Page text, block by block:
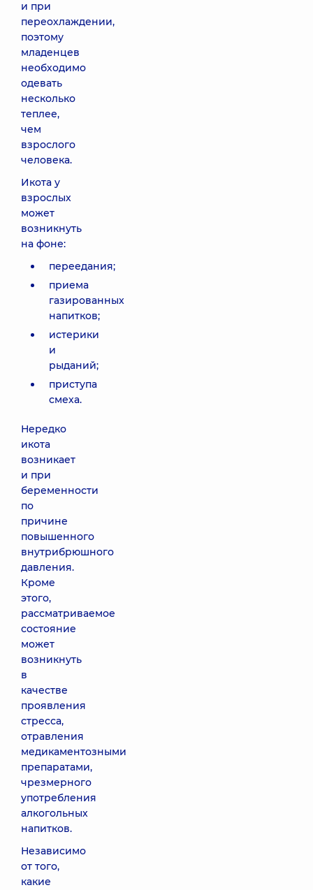
и при
переохлаждении,
поэтому
младенцев
необходимо
одевать
несколько
теплее,
чем
взрослого
человека.
Икота у
взрослых
может
возникнуть
на фоне:
переедания;
приема
газированных
напитков;
истерики
и
рыданий;
приступа
смеха.
Нередко
икота
возникает
и при
беременности
по
причине
повышенного
внутрибрюшного
давления.
Кроме
этого,
рассматриваемое
состояние
может
возникнуть
в
качестве
проявления
стресса,
отравления
медикаментозными
препаратами,
чрезмерного
употребления
алкогольных
напитков.
Независимо
от того,
какие